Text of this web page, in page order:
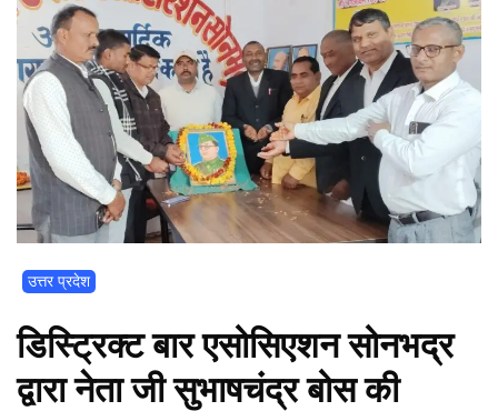
उत्तर प्रदेश
डिस्ट्रिक्ट बार एसोसिएशन सोनभद्र
द्वारा नेता जी सुभाषचंद्र बोस की